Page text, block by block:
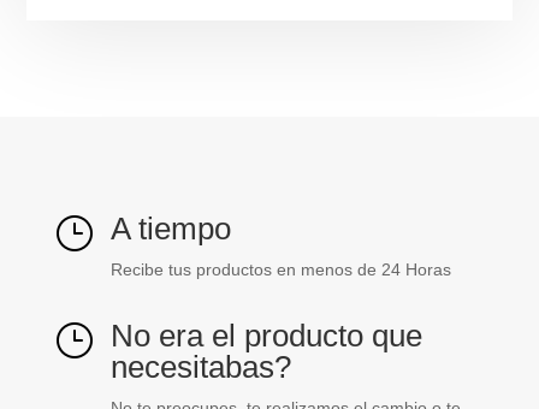
} A tiempo
Recibe tus productos en menos de 24 Horas
} No era el producto que
necesitabas?